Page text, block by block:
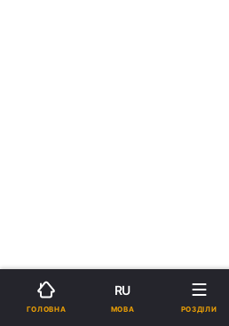
ГОЛОВНА
RU
МОВА РОЗДІЛИ